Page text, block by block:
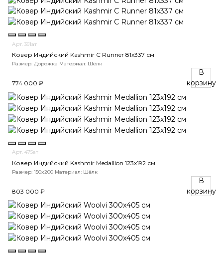
Арт. 391ат
Ковер Индийский Kashmir C Runner 81x337 см
Размер: Дорожка Материал: Шёлк
774 000 ₽
В
корзину
Арт. 475ат
Ковер Индийский Kashmir Medallion 123x192 см
Размер: 150x200 Материал: Шёлк
803 000 ₽
В
корзину